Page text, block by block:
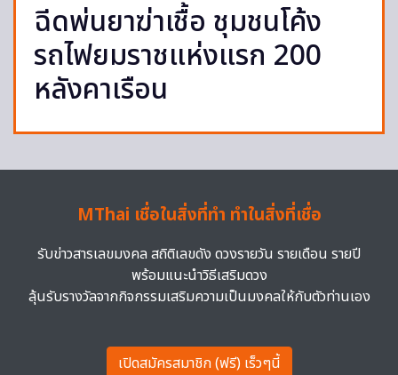
ฉีดพ่นยาฆ่าเชื้อ ชุมชนโค้ง
รถไฟยมราชแห่งแรก 200
หลังคาเรือน
MThai เชื่อในสิ่งที่ทำ ทำในสิ่งที่เชื่อ
รับข่าวสารเลขมงคล สถิติเลขดัง ดวงรายวัน รายเดือน รายปี
พร้อมแนะนำวิธีเสริมดวง
ลุ้นรับรางวัลจากกิจกรรมเสริมความเป็นมงคลให้กับตัวท่านเอง
เปิดสมัครสมาชิก (ฟรี) เร็วๆนี้